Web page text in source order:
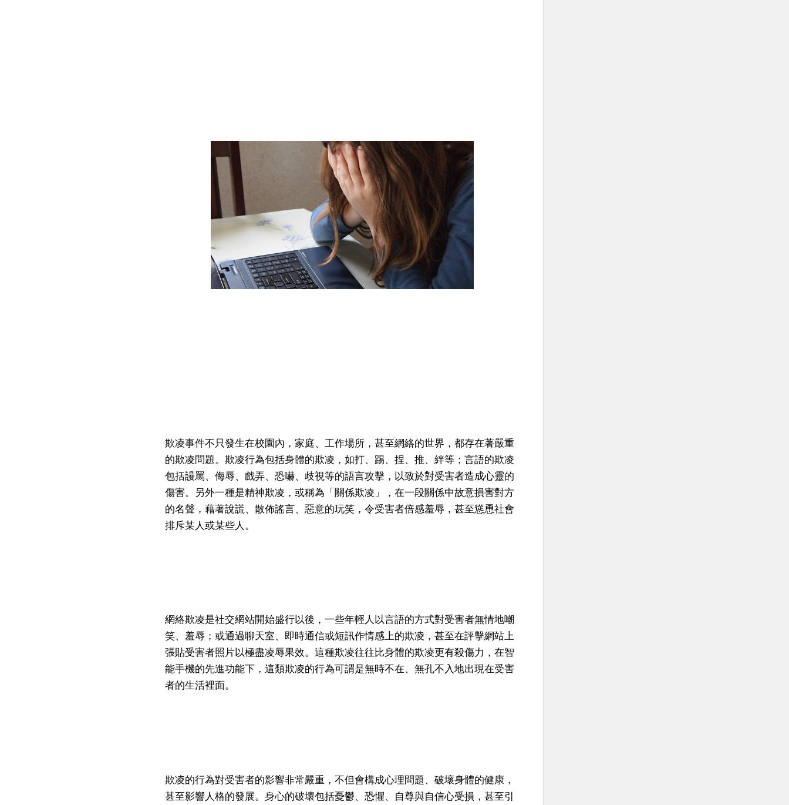
欺凌事件不只發生在校園內，家庭、工作場所，甚至網絡的世界，都存在著嚴重
的欺凌問題。欺凌行為包括身體的欺凌，如打、踢、捏、推、絆等；言語的欺凌
包括謾罵、侮辱、戲弄、恐嚇、歧視等的語言攻擊，以致於對受害者造成心靈的
傷害。另外一種是精神欺凌，或稱為「關係欺凌」，在一段關係中故意損害對方
的名聲，藉著說謊、散佈謠言、惡意的玩笑，令受害者倍感羞辱，甚至慫恿社會
排斥某人或某些人。
網絡欺凌是社交網站開始盛行以後，一些年輕人以言語的方式對受害者無情地嘲
笑、羞辱；或通過聊天室、即時通信或短訊作情感上的欺凌，甚至在評擊網站上
張貼受害者照片以極盡凌辱果效。這種欺凌往往比身體的欺凌更有殺傷力，在智
能手機的先進功能下，這類欺凌的行為可謂是無時不在、無孔不入地出現在受害
者的生活裡面。
欺凌的行為對受害者的影響非常嚴重，不但會構成心理問題、破壞身體的健康，
甚至影響人格的發展。身心的破壞包括憂鬱、恐懼、自尊與自信心受損，甚至引